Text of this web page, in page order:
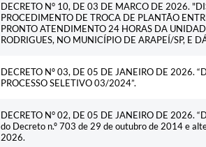
DECRETO N° 10, DE 03 DE MARCO DE 2026.
PROCEDIMENTO DE TROCA DE PLANTÃO
PRONTO ATENDIMENTO 24 HORAS DA
RODRIGUES, NO MUNICÍPIO DE ARAPEÍ/SP, E
DECRETO Nº 03, DE 05 DE JANEIRO DE 2026.
PROCESSO SELETIVO 03/2024”.
DECRETO N° 02, DE 05 DE JANEIRO DE 2026.
do Decreto n.º 703 de 29 de outubro de 2014 e
2026.